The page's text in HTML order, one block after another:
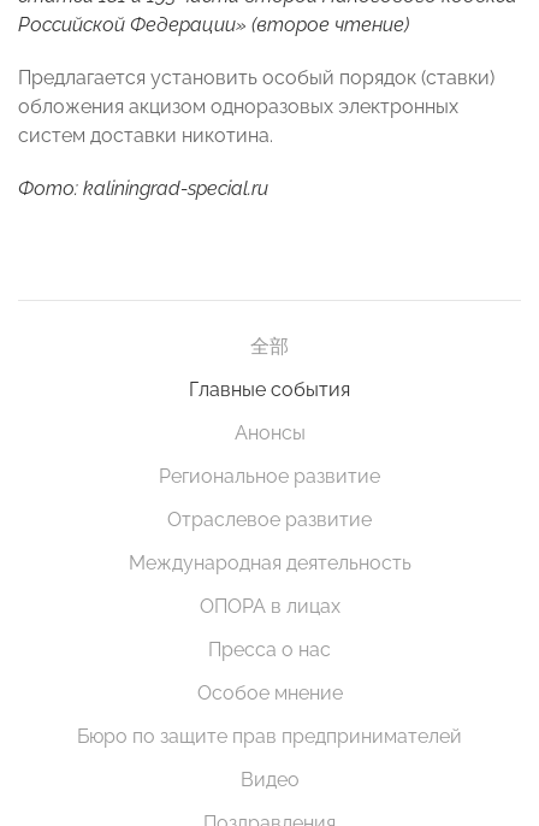
Российской Федерации» (второе чтение)
Предлагается установить особый порядок (ставки)
обложения акцизом одноразовых электронных
систем доставки никотина.
Фото: kaliningrad-special.ru
全部
Главные события
Анонсы
Региональное развитие
Отраслевое развитие
Международная деятельность
ОПОРА в лицах
Пресса о нас
Особое мнение
Бюро по защите прав предпринимателей
Видео